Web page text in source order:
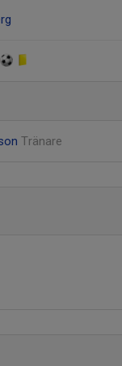
Tränare